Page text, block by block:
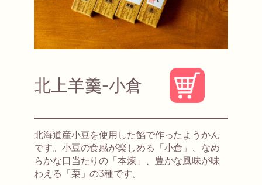
北上羊羹-小倉
北海道産小豆を使用した餡で作ったようかん
です。小豆の食感が楽しめる「小倉」、なめ
らかな口当たりの「本煉」、豊かな風味が味
わえる「栗」の3種です。